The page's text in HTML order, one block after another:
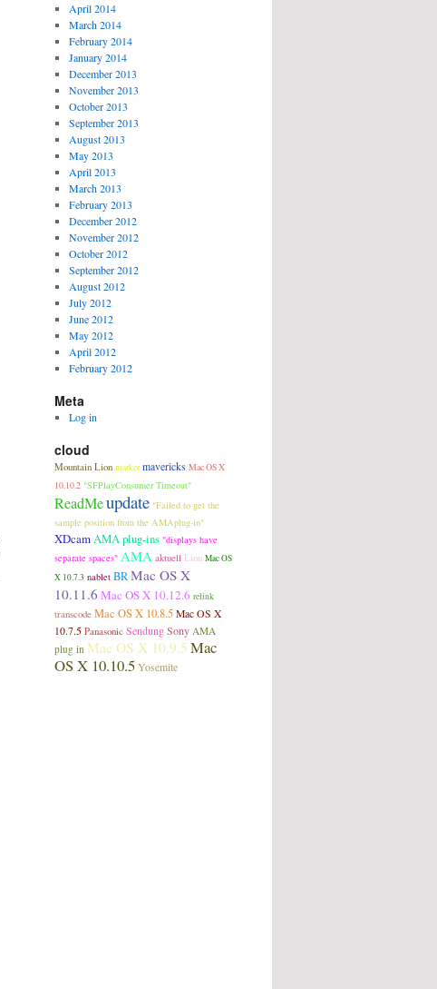
April 2014
March 2014
February 2014
January 2014
December 2013
November 2013
October 2013
September 2013
August 2013
May 2013
April 2013
March 2013
February 2013
December 2012
November 2012
October 2012
September 2012
August 2012
July 2012
June 2012
May 2012
April 2012
February 2012
Meta
Log in
cloud
Mountain Lion marker mavericks Mac OS X
10.10.2 "SFPlayConsumer Timeout"
ReadMeupdate "Failed to get the
sample position from the AMAplug-in"
XDcamAMA plug-ins "displays have
separate spaces" AMA aktuell Lion Mac OS
X 10.7.3 nablet BRMac OS X
10.11.6 Mac OS X 10.12.6 relink
transcode Mac OS X 10.8.5 Mac OS X
10.7.5 Panasonic SendungSony AMA
plug in Mac OS X 10.9.5 Mac
OS X 10.10.5 Yosemite